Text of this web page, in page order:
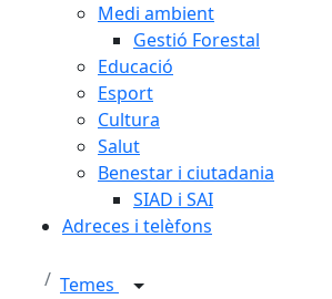
Medi ambient
Gestió Forestal
Educació
Esport
Cultura
Salut
Benestar i ciutadania
SIAD i SAI
Adreces i telèfons
Temes